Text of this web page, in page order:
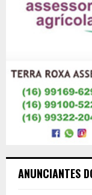
ANUNCIANTES